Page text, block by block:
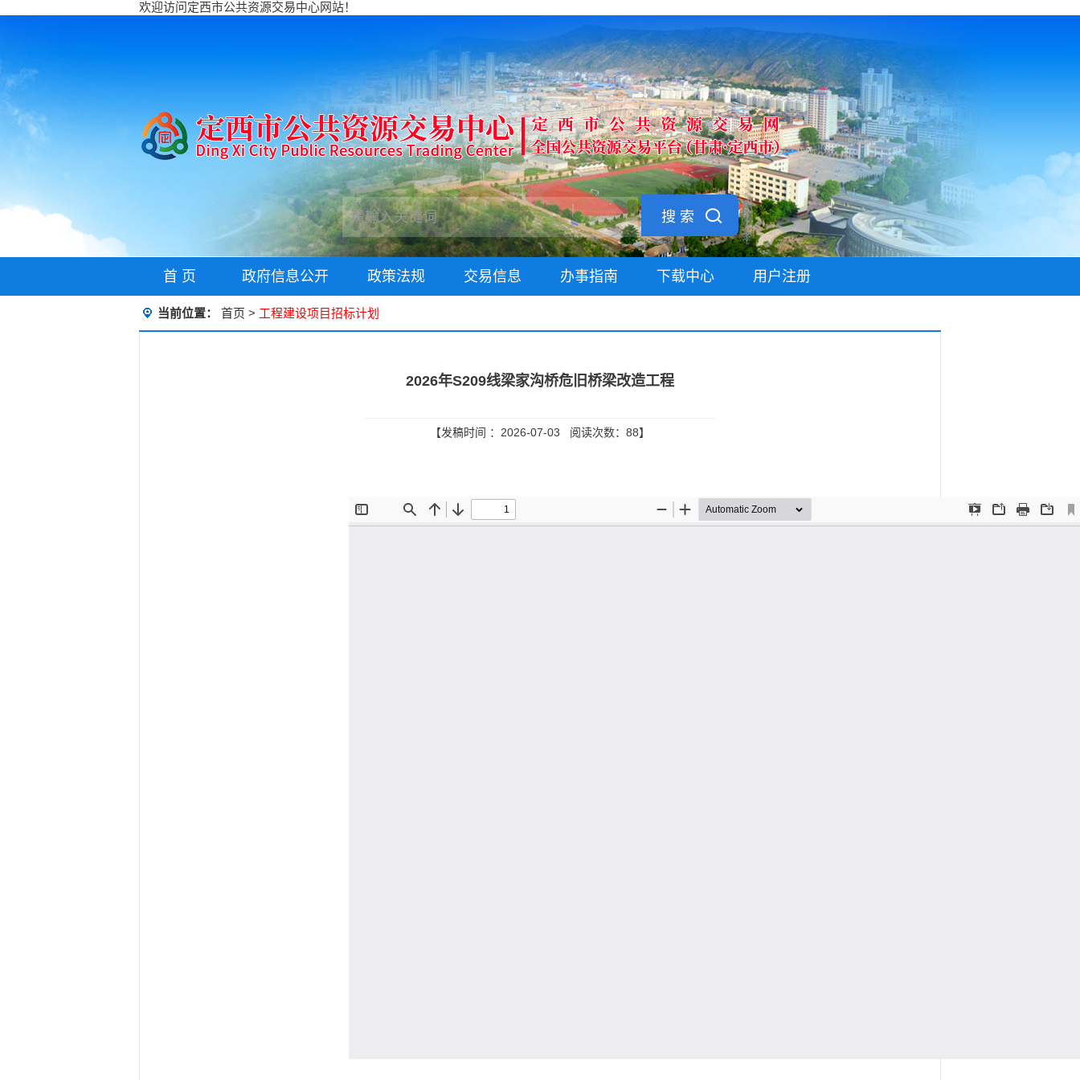
欢迎访问定西市公共资源交易中心网站！
搜 索
首 页 政府信息公开 政策法规 交易信息 办事指南 下载中心 用户注册
当前位置： 首页 > 工程建设项目招标计划
2026年S209线梁家沟桥危旧桥梁改造工程
【发稿时间 ：2026-07-03 阅读次数： 88】